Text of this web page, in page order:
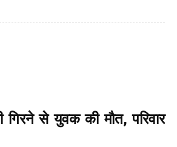
से युवक की मौत, परिवार